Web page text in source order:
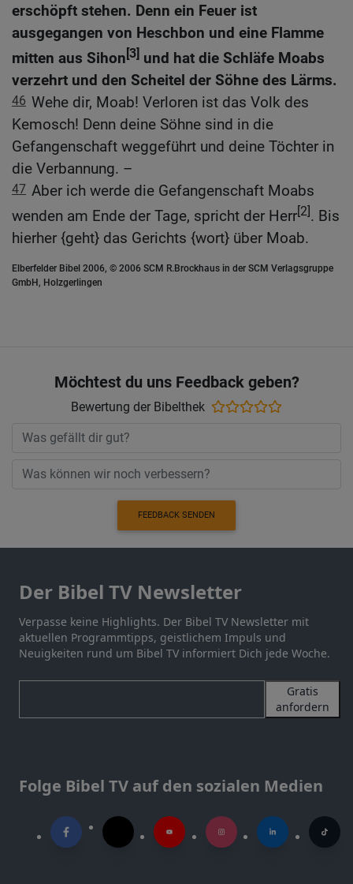
erschöpft stehen. Denn ein Feuer ist
ausgegangen von Heschbon und eine Flamme
mitten aus Sihon [3] und hat die Schläfe Moabs
verzehrt und den Scheitel der Söhne des Lärms.
46 Wehe dir, Moab! Verloren ist das Volk des
Kemosch! Denn deine Söhne sind in die
Gefangenschaft weggeführt und deine Töchter in
die Verbannung. –
47 Aber ich werde die Gefangenschaft Moabs
wenden am Ende der Tage, spricht der Herr[2]. Bis
hierher {geht} das Gerichts {wort} über Moab.
Elberfelder Bibel 2006, © 2006 SCM R.Brockhaus in der SCM Verlagsgruppe
GmbH, Holzgerlingen
Möchtest du uns Feedback geben?
Bewertung der Bibelthek
FEEDBACK SENDEN
Der Bibel TV Newsletter
Verpasse keine Highlights. Der Bibel TV Newsletter mit
aktuellen Programmtipps, geistlichem Impuls und
Neuigkeiten rund um Bibel TV informiert Dich jede Woche.
Gratis
anfordern
Folge Bibel TV auf den sozialen Medien